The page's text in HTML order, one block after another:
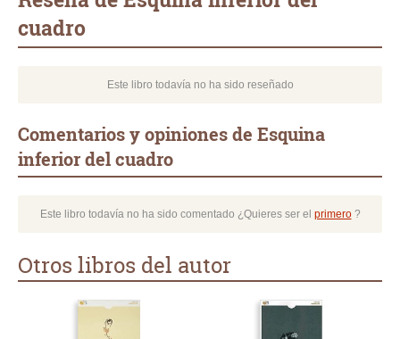
cuadro
Este libro todavía no ha sido reseñado
Comentarios y opiniones de Esquina
inferior del cuadro
Este libro todavía no ha sido comentado ¿Quieres ser el primero?
Otros libros del autor